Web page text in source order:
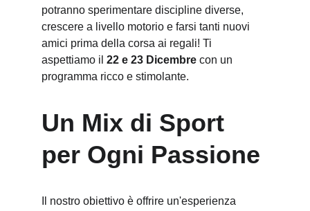
potranno sperimentare discipline diverse,
crescere a livello motorio e farsi tanti nuovi
amici prima della corsa ai regali! Ti
aspettiamo il 22 e 23 Dicembre con un
programma ricco e stimolante.
Un Mix di Sport
per Ogni Passione
Il nostro obiettivo è offrire un'esperienza